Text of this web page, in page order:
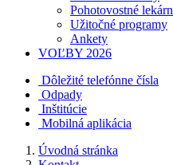
Pohotovostné
Užitočné programy
Ankety
VOĽBY 2026
Dôležité telefónne čísla
Odpady
Inštitúcie
Mobilná aplikácia
Úvodná stránka